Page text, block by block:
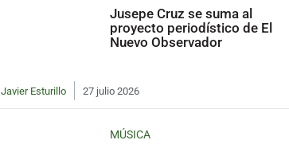
Jusepe Cruz se suma al
proyecto periodístico de El
Nuevo Observador
Javier Esturillo 27 julio 2026
MÚSICA